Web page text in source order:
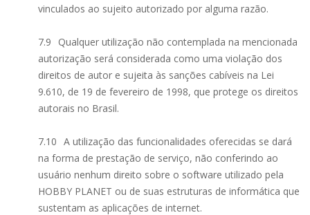
vinculados ao sujeito autorizado por alguma razão.
7.9
Qualquer utilização não contemplada na mencionada
autorização será considerada como uma violação dos
direitos de autor e sujeita às sanções cabíveis na Lei
9.610, de 19 de fevereiro de 1998, que protege os direitos
autorais no Brasil.
7.10 A utilização das funcionalidades oferecidas se dará
na forma de prestação de serviço, não conferindo ao
usuário nenhum direito sobre o software utilizado pela
HOBBY PLANET ou de suas estruturas de informática que
sustentam as aplicações de internet.